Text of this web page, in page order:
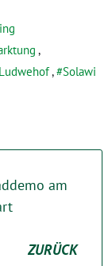
,
Ludwehof, Solawi
am
ZURÜCK